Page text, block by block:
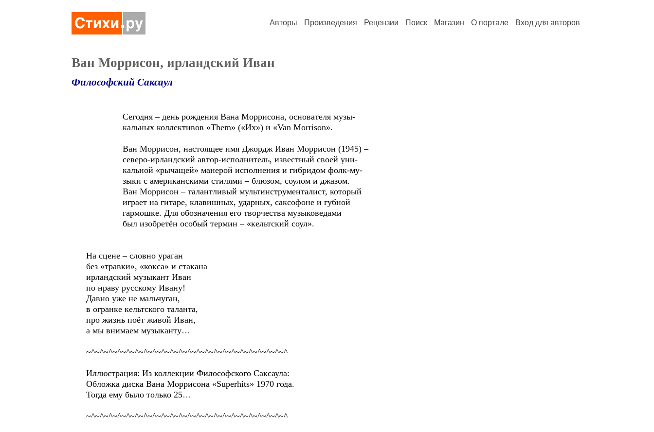
Авторы Произведения Рецензии Поиск Магазин О портале Вход для авторов
Ван Моррисон, ирландский Иван
Философский Саксаул
Сегодня – день рождения Вана Моррисона, основателя музы-
кальных коллективов «Them» («Их») и «Van Morrison».
Ван Моррисон, настоящее имя Джордж Иван Моррисон (1945) –
северо-ирландский автор-исполнитель, известный своей уни-
кальной «рычащей» манерой исполнения и гибридом фолк-му-
зыки с американскими стилями – блюзом, соулом и джазом.
Ван Моррисон – талантливый мультинструменталист, который
играет на гитаре, клавишных, ударных, саксофоне и губной
гармошке. Для обозначения его творчества музыковедами
был изобретён особый термин – «кельтский соул».
На сцене – словно ураган
без «травки», «кокса» и стакана –
ирландский музыкант Иван
по нраву русскому Ивану!
Давно уже не мальчуган,
в огранке кельтского таланта,
про жизнь поёт живой Иван,
а мы внимаем музыканту…
~^~^~^~^~^~^~^~^~^~^~^~^~^~^~^~^~^~^~^~^~^~^~^
Иллюстрация: Из коллекции Философского Саксаула:
Обложка диска Вана Моррисона «Superhits» 1970 года.
Тогда ему было только 25…
~^~^~^~^~^~^~^~^~^~^~^~^~^~^~^~^~^~^~^~^~^~^~^